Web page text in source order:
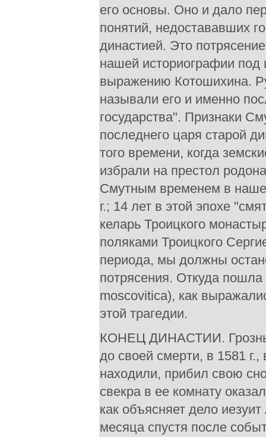
его основы. Оно и дало
понятий, недостававших
династией. Это
нашей историографии
выражению Котошихина.
называли его и именно
государства". Признаки
последнего царя старой
того времени, когда
избрали на престол
Смутным временем в
г.; 14 лет в этой эпохе
келарь Троицкого
поляками Троицкого
периода, мы должны
потрясения. Откуда пошла
moscovitiса), как
этой трагедии.
КОНЕЦ ДИНАСТИИ.
до своей смерти, в 1581 г.,
находили, прибил свою
свекра в ее комнату
как объясняет дело
месяца спустя после